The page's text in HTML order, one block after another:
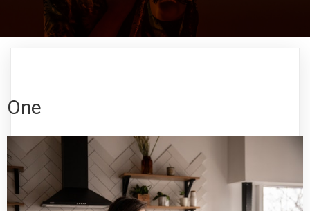
One